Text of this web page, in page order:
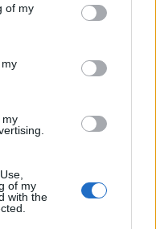
of my
my
of my
with the
napon belüli